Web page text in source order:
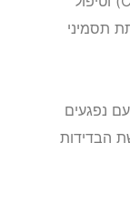
תסמיני
נפגעים
הבדידות